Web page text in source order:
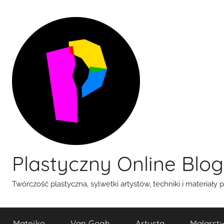
Plastyczny Online Blog
Twórczość plastyczna, sylwetki artystów, techniki i materiały